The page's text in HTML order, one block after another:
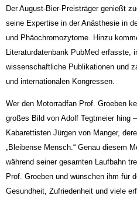
Der August-Bier-Preisträger genießt
seine Expertise in der Anästhe­sie in
und Phäochromozytome. Hinzu
Literaturdatenbank PubMed erfasste,
wissenschaftliche Publikatio­nen und
und internationalen Kongressen.
Wer den Motorradfan Prof. Groeben
großes Bild von Adolf Tegt­meier hing
Kabarettisten Jürgen von Manger,
„Bleibense Mensch.“ Genau diesem
während seiner gesam­ten Laufbahn
Prof. Groeben und wünschen ihm für
Gesundheit, Zufriedenheit und viele